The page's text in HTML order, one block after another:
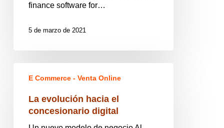
finance software for…
5 de marzo de 2021
evolución
concesionario
E Commerce - Venta Online
La evolución hacia el
concesionario digital